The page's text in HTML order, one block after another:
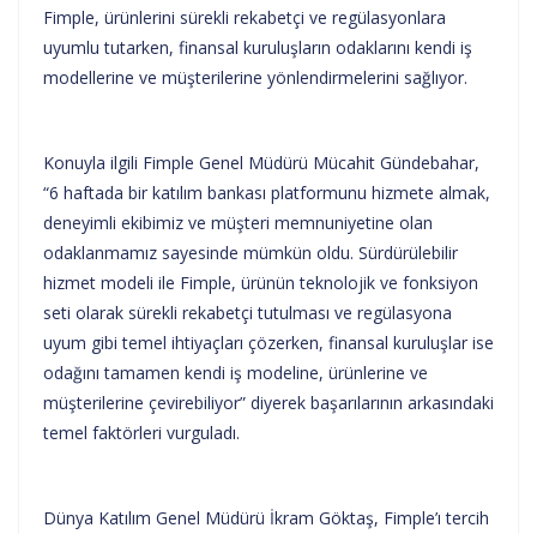
Fimple, ürünlerini sürekli rekabetçi ve regülasyonlara
uyumlu tutarken, finansal kuruluşların odaklarını kendi iş
modellerine ve müşterilerine yönlendirmelerini sağlıyor.
Konuyla ilgili Fimple Genel Müdürü Mücahit Gündebahar,
“6 haftada bir katılım bankası platformunu hizmete almak,
deneyimli ekibimiz ve müşteri memnuniyetine olan
odaklanmamız sayesinde mümkün oldu. Sürdürülebilir
hizmet modeli ile Fimple, ürünün teknolojik ve fonksiyon
seti olarak sürekli rekabetçi tutulması ve regülasyona
uyum gibi temel ihtiyaçları çözerken, finansal kuruluşlar ise
odağını tamamen kendi iş modeline, ürünlerine ve
müşterilerine çevirebiliyor” diyerek başarılarının arkasındaki
temel faktörleri vurguladı.
Dünya Katılım Genel Müdürü İkram Göktaş, Fimple’ı tercih